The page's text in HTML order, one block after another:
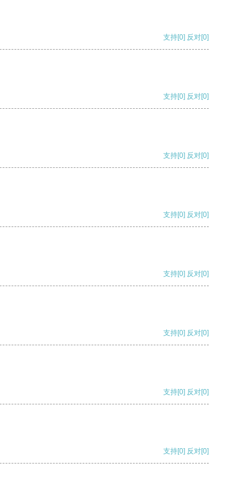
支持[0] 反对[0]
支持[0] 反对[0]
支持[0] 反对[0]
支持[0] 反对[0]
支持[0] 反对[0]
支持[0] 反对[0]
支持[0] 反对[0]
支持[0] 反对[0]